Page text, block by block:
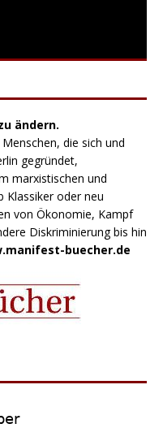
ändern.
die sich und
gegründet,
marxistischen und
Klassiker oder neu
von Ökonomie, Kampf
Diskriminierung bis hin
buecher.de